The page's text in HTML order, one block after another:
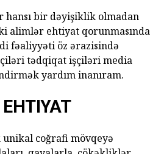
hansı bir dəyişiklik olmadan
alimlər ehtiyat qorunmasında
fəaliyyəti öz ərazisində
tədqiqat işçiləri media
yardım inanıram.
coğrafi mövqeyə